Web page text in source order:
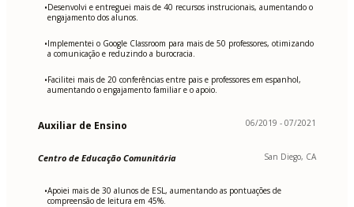
•Desenvolvi e entreguei mais de 40 recursos instrucionais, aumentando o
engajamento dos alunos.
•Implementei o Google Classroom para mais de 50 professores, otimizando
a comunicação e reduzindo a burocracia.
•Facilitei mais de 20 conferências entre pais e professores em espanhol,
aumentando o engajamento familiar e o apoio.
Auxiliar de Ensino 06/2019 - 07/2021
Centro de Educação Comunitária San Diego, CA
•Apoiei mais de 30 alunos de ESL, aumentando as pontuações de
compreensão de leitura em 45%.